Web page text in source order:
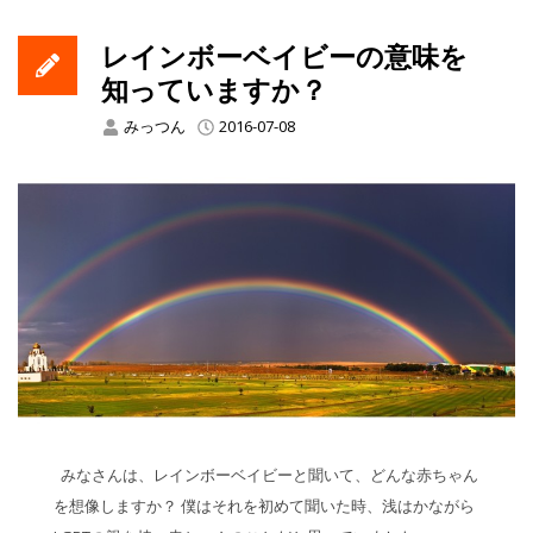
レインボーベイビーの意味を
知っていますか？
みっつん 2016-07-08
みなさんは、レインボーベイビーと聞いて、どんな赤ちゃん
を想像しますか？ 僕はそれを初めて聞いた時、浅はかながら